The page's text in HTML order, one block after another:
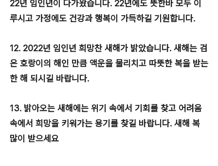
22년 임인년이 다가왔습니다. 22년에도 뜻한바 모두 이
루시고 가정에도 건강과 행복이 가득하길 기원합니다.
12. 2022년 임인년 희망찬 새해가 밝았습니다. 새해는 검
은 호랑이의 해인 만큼 액운을 물리치고 따뜻한 복을 받는
한 해 되시길 바랍니다.
13. 밝아오는 새해에는 위기 속에서 기회를 찾고 어려움
속에서 희망을 키워가는 용기를 찾길 바랍니다. 새해 복
많이 받으세요